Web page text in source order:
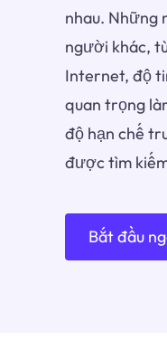
nhau. Những
người khác,
Internet, độ
quan trọng
độ hạn chế
được tìm
Bắt đầu